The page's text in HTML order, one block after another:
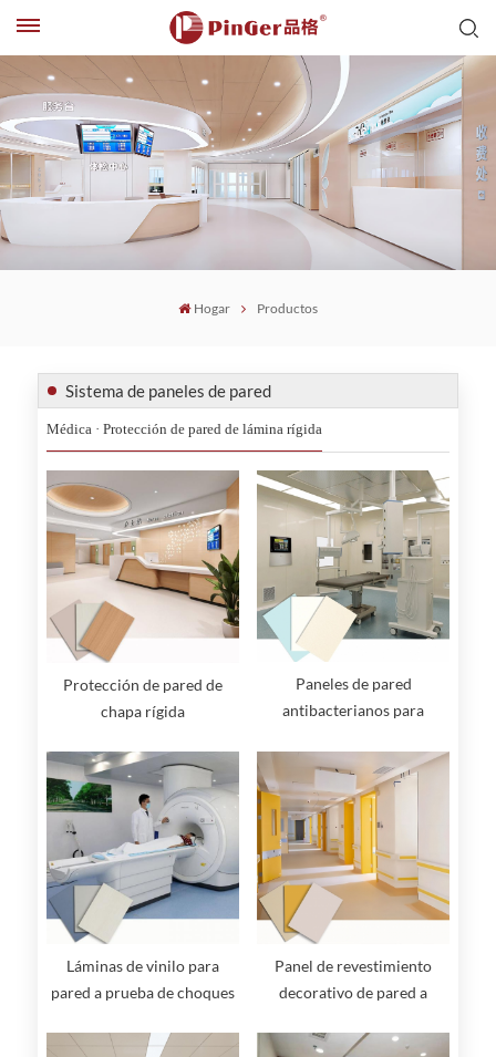
Hogar Productos
Sistema de paneles de pared
Médica · Protección de pared de lámina rígida
Protección de pared de
chapa rígida
Paneles de pared
antibacterianos para
rendimiento e higiénicos
Láminas de vinilo para
pared a prueba de choques
Panel de revestimiento
decorativo de pared a
y pasillos de hospitales